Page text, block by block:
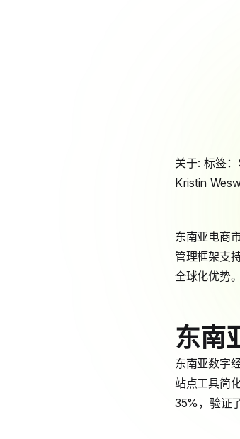
关于: 标签：
Kristin
东南亚电商
管理框架支
全球化优势。
东南
东南亚数字
站点工具简
35%，验证